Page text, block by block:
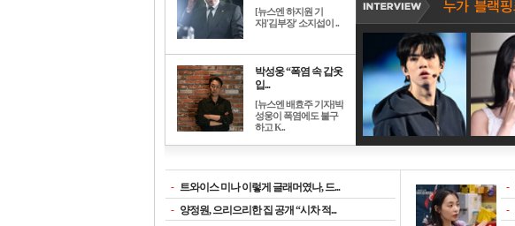
[뉴스엔 하지원 기
자]'김부장' 소지섭이 ..
박성웅 “폭염 속 갑옷
입...
[뉴스엔 배효주 기자]박
성웅이 폭염에도 불구
하고 K..
- 트와이스 미나 이렇게 글래머였나, 드...
- 양정원, 으리으리한 집 공개 “시차 적...
-
-